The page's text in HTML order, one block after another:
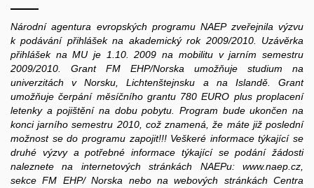
Národní agentura evropských programu NAEP zveřejnila výzvu
k podávání přihlášek na akademický rok 2009/2010. Uzávěrka
přihlášek na MU je 1.10. 2009 na mobilitu v jarním semestru
2009/2010. Grant FM EHP/Norska umožňuje studium na
univerzitách v Norsku, Lichtenštejnsku a na Islandě. Grant
umožňuje čerpání měsíčního grantu 780 EURO plus proplacení
letenky a pojištění na dobu pobytu. Program bude ukončen na
konci jarního semestru 2010, což znamená, že máte již poslední
možnost se do programu zapojit!!! Veškeré informace týkající se
druhé výzvy a potřebné informace týkající se podání žádosti
naleznete na internetových stránkách NAEPu: www.naep.cz,
sekce FM EHP/ Norska nebo na webových stránkách Centra